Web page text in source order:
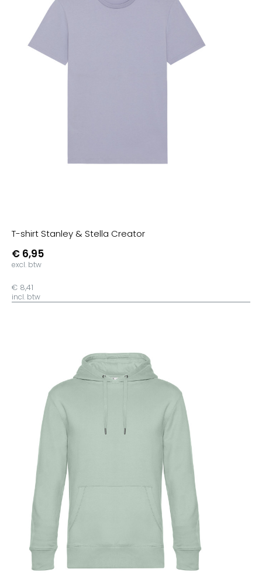
T-shirt Stanley & Stella Creator
€ 6,95
excl. btw
€ 8,41
incl. btw